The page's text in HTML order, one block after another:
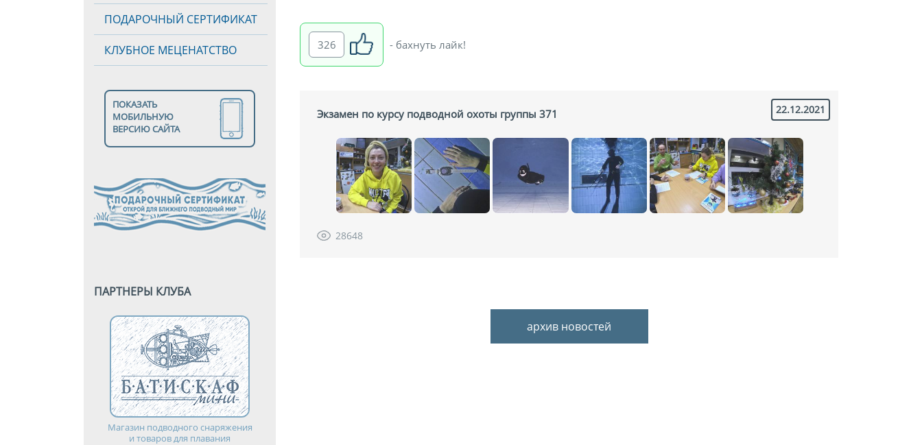
ПОДАРОЧНЫЙ СЕРТИФИКАТ
КЛУБНОЕ МЕЦЕНАТСТВО
ПОКАЗАТЬ
МОБИЛЬНУЮ
ВЕРСИЮ САЙТА
ПАРТНЕРЫ КЛУБА
Магазин подводного снаряжения
и товаров для плавания
326 - бахнуть лайк!
22.12.2021
Экзамен по курсу подводной охоты группы 371
28648
архив новостей